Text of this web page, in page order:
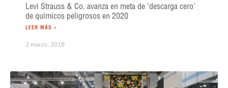
Levi Strauss & Co. avanza en meta de ‘descarga cero’
de químicos peligrosos en 2020
LEER MÁS »
2 marzo, 2018